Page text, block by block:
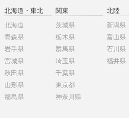
北海道・東北
北海道
青森県
岩手県
宮城県
秋田県
山形県
福島県
関東
茨城県
栃木県
群馬県
埼玉県
千葉県
東京都
神奈川県
北陸
新潟県
富山県
石川県
福井県